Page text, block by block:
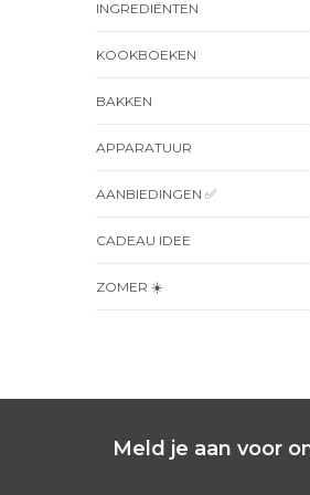
INGREDIËNTEN
KOOKBOEKEN
BAKKEN
APPARATUUR
AANBIEDINGEN ✅
CADEAU IDEE
ZOMER ☀️
Meld je aan voor